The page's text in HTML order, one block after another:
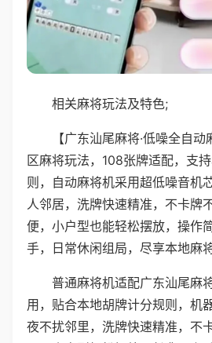
相关麻将玩法及特色;
【广东汕尾麻将·低噪全自
区麻将玩法，108张牌适配，支
则，自动麻将机采用超低噪音机
人邻居，洗牌快速精准，不卡牌
便，小户型也能轻松摆放，操作
手，日常休闲组局，尽享本地麻将
普通麻将机适配广东汕尾麻
用，贴合本地胡牌计分规则，机
夜不扰邻里，洗牌快速精准，不